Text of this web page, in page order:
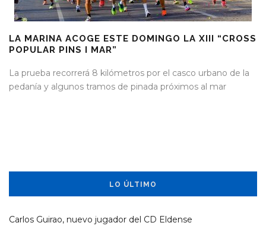
LA MARINA ACOGE ESTE DOMINGO LA XIII “CROSS
POPULAR PINS I MAR”
La prueba recorrerá 8 kilómetros por el casco urbano de la
pedanía y algunos tramos de pinada próximos al mar
LO ÚLTIMO
Carlos Guirao, nuevo jugador del CD Eldense